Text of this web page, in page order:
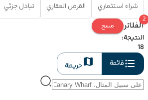
شراء استثماري القرض العقاري تبادل جزئي
الفلاتر
2
مسح
النتيجة:
18
قائمة
خريطة